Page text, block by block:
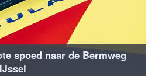
spoed naar de Bermweg